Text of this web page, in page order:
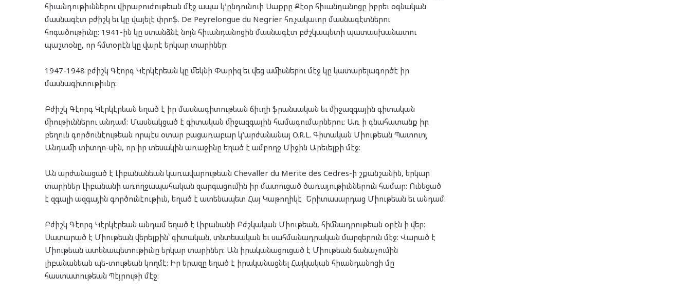
հիւանդութիւններու վիրաբուժութեան մէջ ապա կ’ընդունուի Սաքրը Քէօր հիւանդանոցը իբրեւ օգնական
մասնագէտ բժիշկ եւ կը վայելէ փրոֆ. De Peyrelongue du Negrier հռչակաւոր մասնագէտներու
հոգածութիւնը: 1941-ին կը ստանձնէ նոյն հիւանդանոցին մասնագէտ բժշկապետի պատասխանատու
պաշտօնը, որ հմտօրէն կը վարէ երկար տարիներ:
1947-1948 բժիշկ Գէորգ Կէրկէրեան կը մեկնի Փարիզ եւ վեց ամիսներու մէջ կը կատարելագործէ իր
մասնագիտութիւնը:
Բժիշկ Գէորգ Կէրկէրեան եղած է իր մասնագիտութեան ճիւղի ֆրանսական եւ միջազգային գիտական
միութիւններու անդամ: Մասնակցած է գիտական միջազգային համագումարներու: Առ ի գնահատանք իր
բեղուն գործունէութեան որպէս օտար բացառաբար կ’արժանանայ O.R.L. Գիտական Միութեան Պատուոյ
Անդամի տիտղո-սին, որ իր տեսակին առաջինը եղած է ամբողջ Միջին Արեւելքի մէջ:
Ան արժանացած է Լիբանանեան կառավարութեան Chevaller du Merite des Cedres-ի շքանշանին, երկար
տարիներ Լիբանանի առողջապահական զարգացումին իր մատուցած ծառայութիւններուն համար: Ունեցած
է զգալի ազգային գործունէութիւն, եղած է ատենապետ Հայ Կաթողիկէ Երիտասարդաց Միութեան եւ անդամ:
Բժիշկ Գէորգ Կէրկէրեան անդամ եղած է Լիբանանի Բժշկական Միութեան, հիմնադրութեան օրէն ի վեր:
Սատարած է Միութեան վերելքին՝ գիտական, տնտեսական եւ սահմանադրական մարզերուն մէջ: Վարած է
Միութեան ատենապետութիւնը երկար տարիներ: Ան իրականացուցած է Միութեան ճանաչումին
լիբանանեան պե-տութեան կողմէ: Իր երազը եղած է իրականացնել Հայկական հիւանդանոցի մը
հաստատութեան Պէյրութի մէջ: